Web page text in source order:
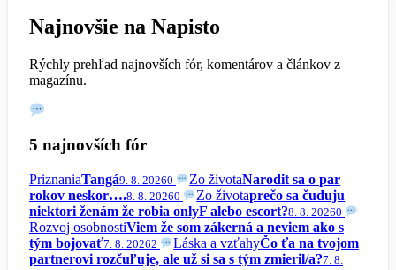
Najnovšie na Napisto
Rýchly prehľad najnovších fór, komentárov a článkov z
magazínu.
5 najnovších fór
PriznaniaTangá9. 8. 20260 Zo životaNarodit sa o par
rokov neskor….8. 8. 20260 Zo životaprečo sa čuduju
niektori ženám že robia onlyF alebo escort?8. 8. 20260
Rozvoj osobnostiViem že som zákerná a neviem ako s
tým bojovať7. 8. 20262 Láska a vzťahyČo ťa na tvojom
partnerovi rozčuľuje, ale už si sa s tým zmieril/a?7. 8.